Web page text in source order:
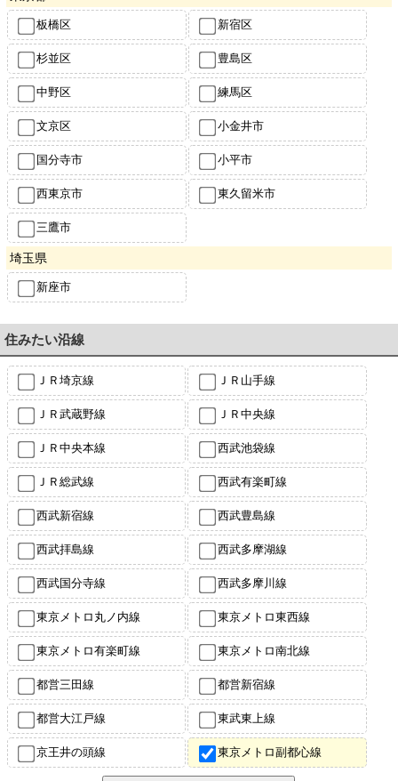
板橋区 新宿区
杉並区 豊島区
中野区 練馬区
文京区 小金井市
国分寺市 小平市
西東京市 東久留米市
三鷹市
埼玉県
新座市
住みたい沿線
ＪＲ埼京線 ＪＲ山手線
ＪＲ武蔵野線 ＪＲ中央線
ＪＲ中央本線 西武池袋線
ＪＲ総武線 西武有楽町線
西武新宿線 西武豊島線
西武拝島線 西武多摩湖線
西武国分寺線 西武多摩川線
東京メトロ丸ノ内線 東京メトロ東西線
東京メトロ有楽町線 東京メトロ南北線
都営三田線 都営新宿線
都営大江戸線 東武東上線
京王井の頭線 東京メトロ副都心線